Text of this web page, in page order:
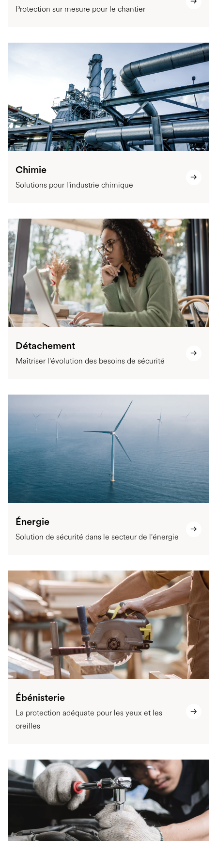
Protection sur mesure pour le chantier
Chimie
Solutions pour l'industrie chimique
Détachement
Maîtriser l'évolution des besoins de sécurité
Énergie
Solution de sécurité dans le secteur de l'énergie
Ébénisterie
La protection adéquate pour les yeux et les
oreilles